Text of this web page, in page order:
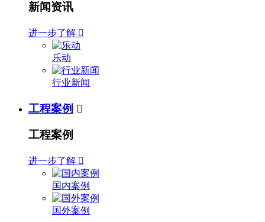
新闻资讯
进一步了解 
乐动
行业新闻
工程案例 
工程案例
进一步了解 
国内案例
国外案例